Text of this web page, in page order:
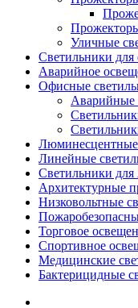
Уличные
Светильники для
Аварийное
Офисные
Аварийные
Люминесцентные
Линейные
Светильники
Архитектурные
Низковольтные
Торговое
Спортивное
Медицинские
Бактерицидные